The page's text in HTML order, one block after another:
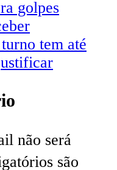
golpes
tem até
não será
são